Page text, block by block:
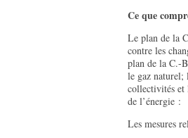
Ce que
Le plan de la
contre les
plan de la C.-
le gaz naturel;
collectivités et
de l’énergie :
Les mesures